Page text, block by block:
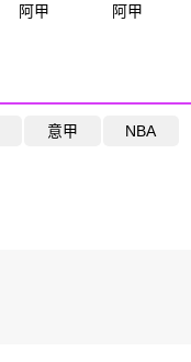
阿甲 阿甲
意甲 NBA